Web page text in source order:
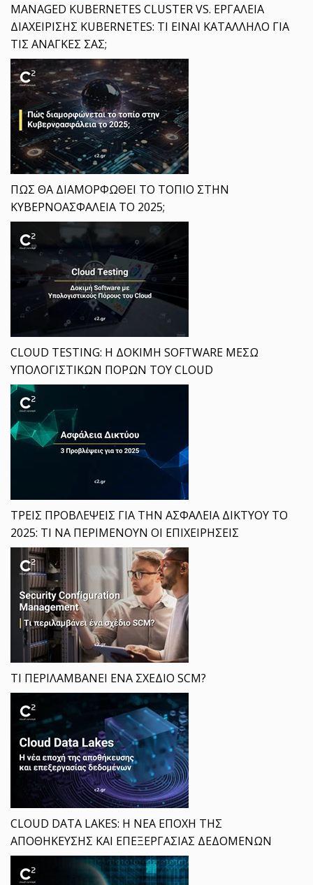
MANAGED KUBERNETES CLUSTER VS. ΕΡΓΑΛΕΙΑ
ΔΙΑΧΕΙΡΙΣΗΣ KUBERNETES: ΤΙ ΕΙΝΑΙ ΚΑΤΑΛΛΗΛΟ ΓΙΑ
ΤΙΣ ΑΝΑΓΚΕΣ ΣΑΣ;
ΠΩΣ ΘΑ ΔΙΑΜΟΡΦΩΘΕΙ ΤΟ ΤΟΠΙΟ ΣΤΗΝ
ΚΥΒΕΡΝΟΑΣΦΑΛΕΙΑ ΤΟ 2025;
CLOUD TESTING: Η ΔΟΚΙΜΗ SOFTWARE ΜΕΣΩ
ΥΠΟΛΟΓΙΣΤΙΚΩΝ ΠΟΡΩΝ ΤΟΥ CLOUD
ΤΡΕΙΣ ΠΡΟΒΛΕΨΕΙΣ ΓΙΑ ΤΗΝ ΑΣΦΑΛΕΙΑ ΔΙΚΤΥΟΥ ΤΟ
2025: ΤΙ ΝΑ ΠΕΡΙΜΕΝΟΥΝ ΟΙ ΕΠΙΧΕΙΡΗΣΕΙΣ
ΤΙ ΠΕΡΙΛΑΜΒΑΝΕΙ ΕΝΑ ΣΧΕΔΙΟ SCM?
CLOUD DATA LAKES: Η ΝΕΑ ΕΠΟΧΗ ΤΗΣ
ΑΠΟΘΗΚΕΥΣΗΣ ΚΑΙ ΕΠΕΞΕΡΓΑΣΙΑΣ ΔΕΔΟΜΕΝΩΝ